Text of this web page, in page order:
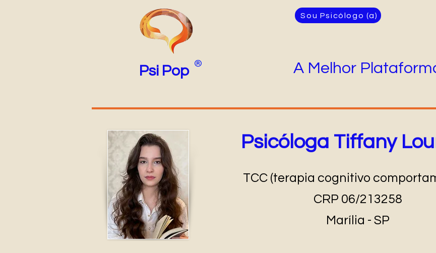
Psi Pop ®
Sou Psicólogo (a)
A Melhor
Psicóloga Tiffany
CRP 06/213258
Marília - SP
TCC (terapia cognitivo